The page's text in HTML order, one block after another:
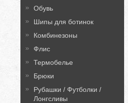
Обувь
Шипы для ботинок
Комбинезоны
Флис
Термобелье
Брюки
Рубашки / Футболки /
Лонгсливы